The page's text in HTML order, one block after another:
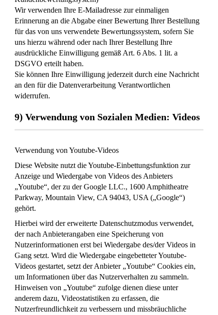
Wir verwenden Ihre E-Mailadresse zur einmaligen
Erinnerung an die Abgabe einer Bewertung Ihrer Bestellung
für das von uns verwendete Bewertungssystem, sofern Sie
uns hierzu während oder nach Ihrer Bestellung Ihre
ausdrückliche Einwilligung gemäß Art. 6 Abs. 1 lit. a
DSGVO erteilt haben.
Sie können Ihre Einwilligung jederzeit durch eine Nachricht
an den für die Datenverarbeitung Verantwortlichen
widerrufen.
9) Verwendung von Sozialen Medien: Videos
Verwendung von Youtube-Videos
Diese Website nutzt die Youtube-Einbettungsfunktion zur
Anzeige und Wiedergabe von Videos des Anbieters
„Youtube“, der zu der Google LLC., 1600 Amphitheatre
Parkway, Mountain View, CA 94043, USA („Google“)
gehört.
Hierbei wird der erweiterte Datenschutzmodus verwendet,
der nach Anbieterangaben eine Speicherung von
Nutzerinformationen erst bei Wiedergabe des/der Videos in
Gang setzt. Wird die Wiedergabe eingebetteter Youtube-
Videos gestartet, setzt der Anbieter „Youtube“ Cookies ein,
um Informationen über das Nutzerverhalten zu sammeln.
Hinweisen von „Youtube“ zufolge dienen diese unter
anderem dazu, Videostatistiken zu erfassen, die
Nutzerfreundlichkeit zu verbessern und missbräuchliche